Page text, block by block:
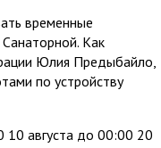
временные
Как
Юлия Предыбайло,
по устройству
августа до 00:00 20